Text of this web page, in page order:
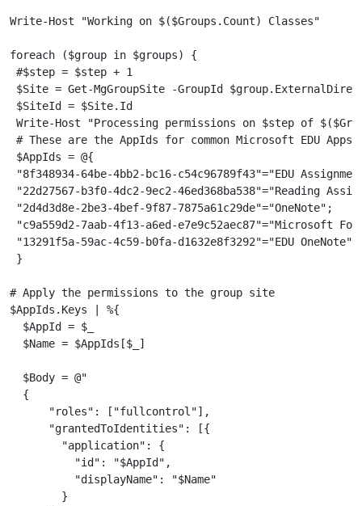
Write-Host "Working on $($Groups.Count) Classes"
foreach ($group in $groups) {
#$step = $step + 1
$Site = Get-MgGroupSite -GroupId
$SiteId = $Site.Id
Write-Host "Processing permissions on $step of
# These are the AppIds for common Microsoft EDU Apps
$AppIds = @{
"8f348934-64be-4bb2-bc16-c54c96789f43"="EDU
"22d27567-b3f0-4dc2-9ec2-46ed368ba538"="Reading
"2d4d3d8e-2be3-4bef-9f87-7875a61c29de"="OneNote";
"c9a559d2-7aab-4f13-a6ed-e7e9c52aec87"="Microsoft
"13291f5a-59ac-4c59-b0fa-d1632e8f3292"="EDU OneNote";
}
# Apply the permissions to the group site
$AppIds.Keys | %{
$AppId = $_
$Name = $AppIds[$_]
$Body = @"
{
"roles": ["fullcontrol"],
"grantedToIdentities": [{
"application": {
"id": "$AppId",
"displayName": "$Name"
}